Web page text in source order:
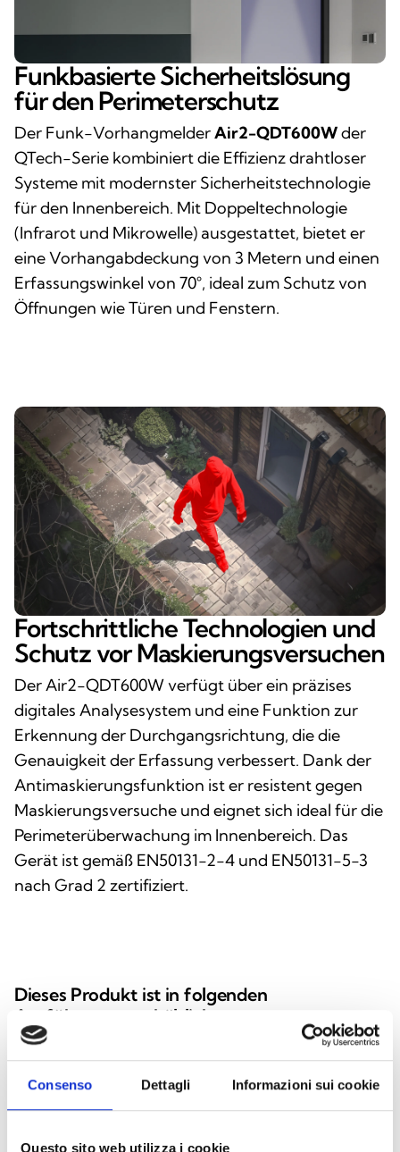
Consenso Dettagli Informazioni sui cookie
Questo sito web utilizza i cookie
Funkbasierte Sicherheitslösung
für den Perimeterschutz
Der Funk-VorhangmelderAir2-QDT600Wder
QTech-Serie kombiniert die Effizienz drahtloser
Systeme mit modernster Sicherheitstechnologie
für den Innenbereich. Mit Doppeltechnologie
(Infrarot und Mikrowelle) ausgestattet, bietet er
eine Vorhangabdeckung von 3 Metern und einen
Erfassungswinkel von 70°, ideal zum Schutz von
Öffnungen wie Türen und Fenstern.
Fortschrittliche Technologien und
Schutz vor Maskierungsversuchen
Der Air2-QDT600W verfügt über ein präzises
digitales Analysesystem und eine Funktion zur
Erkennung der Durchgangsrichtung, die die
Genauigkeit der Erfassung verbessert. Dank der
Antimaskierungsfunktion ist er resistent gegen
Maskierungsversuche und eignet sich ideal für die
Perimeterüberwachung im Innenbereich. Das
Gerät ist gemäß EN50131-2-4 und EN50131-5-3
nach Grad 2 zertifiziert.
Dieses Produkt ist in folgenden
Ausführungen erhältlich
Air2-QDT600W/B
Doppeltechnologie (Infrarot und